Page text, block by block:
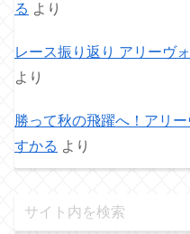
る より
レース振り返り アリーヴ
より
勝って秋の飛躍へ！アリ
すかる より